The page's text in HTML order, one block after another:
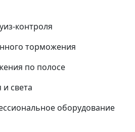
контроля
торможения
по полосе
света
оборудование